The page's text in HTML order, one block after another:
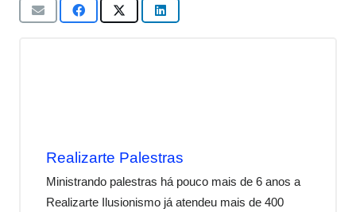
Realizarte Palestras
Ministrando palestras há pouco mais de 6 anos a
Realizarte Ilusionismo já atendeu mais de 400